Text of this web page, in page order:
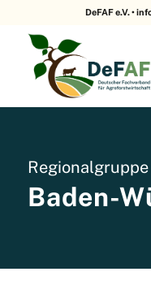
DeFAF e.V. •
Regionalgruppe
Baden-